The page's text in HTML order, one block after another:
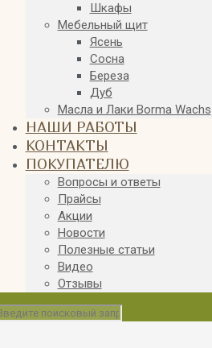
Шкафы
Мебельный щит
Ясень
Сосна
Береза
Дуб
Масла и Лаки Borma Wachs
НАШИ РАБОТЫ
КОНТАКТЫ
ПОКУПАТЕЛЮ
Вопросы и ответы
Прайсы
Акции
Новости
Полезные статьи
Видео
Отзывы